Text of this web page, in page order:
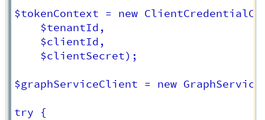
$tokenContext = new
    $tenantId,
    $clientId,
    $clientSecret);
$graphServiceClient = new
try {